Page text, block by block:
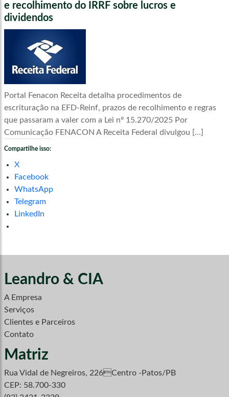
e recolhimento do IRRF sobre lucros e
dividendos
Portal Fenacon Receita detalha procedimentos de
escrituração na EFD-Reinf, prazos de recolhimento e regras
que passaram a valer com a Lei nº 15.270/2025 Por
Comunicação FENACON A Receita Federal divulgou […]
Compartilhe isso:
X
Facebook
WhatsApp
Telegram
LinkedIn
Leandro & CIA
A Empresa
Serviços
Clientes e Parceiros
Contato
Matriz
Rua Vidal de Negreiros, 226Centro -Patos/PB
CEP: 58.700-330